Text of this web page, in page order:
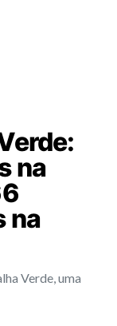
na
na
Verde, uma